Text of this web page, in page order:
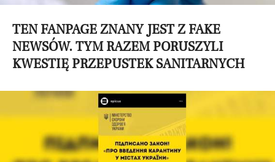
TEN FANPAGE ZNANY JEST Z FAKE
NEWSÓW. TYM RAZEM PORUSZYLI
KWESTIĘ PRZEPUSTEK SANITARNYCH